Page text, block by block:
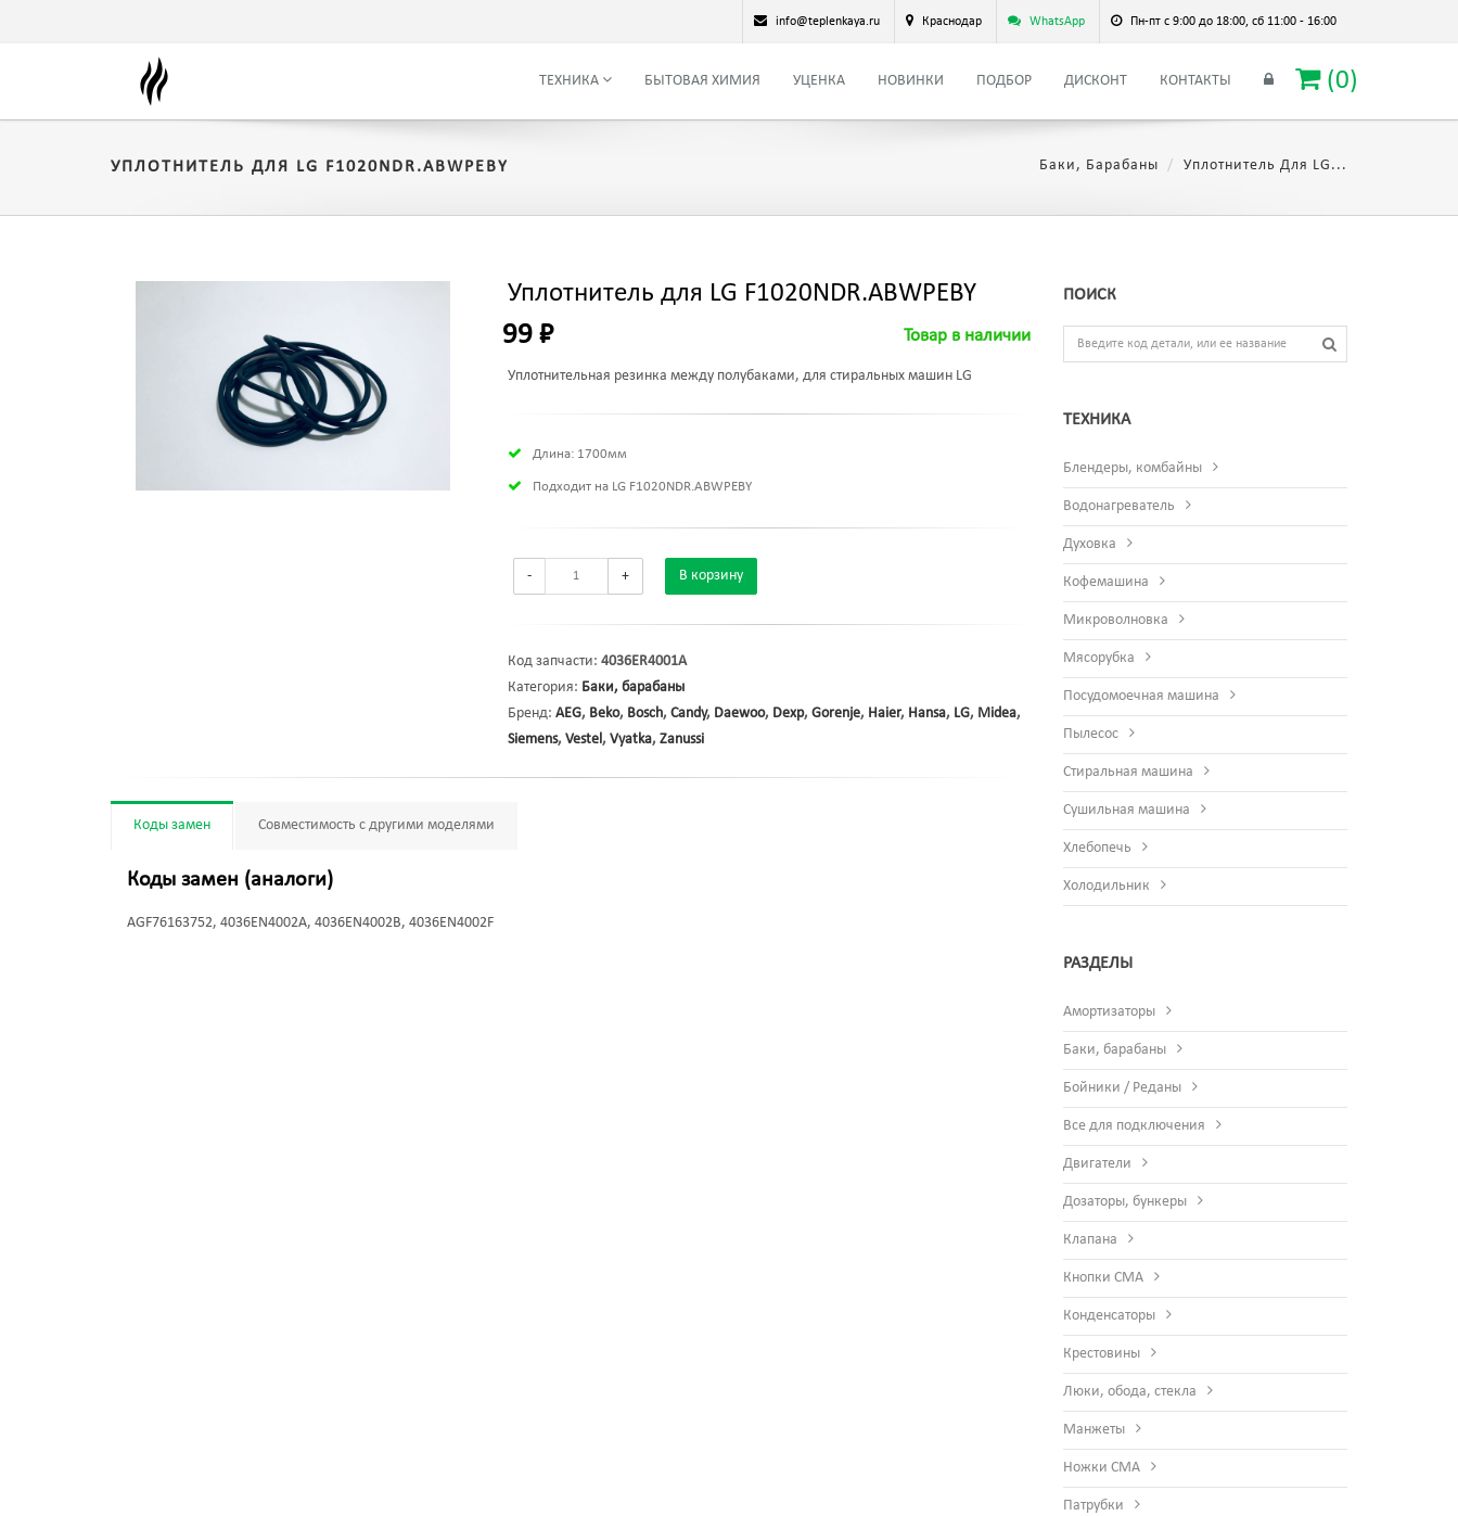
info@teplenkaya.ru Краснодар WhatsApp Пн-пт с 9:00 до 18:00, сб 11:00 - 16:00
ТЕХНИКА БЫТОВАЯ ХИМИЯ УЦЕНКА НОВИНКИ ПОДБОР ДИСКОНТ КОНТАКТЫ (0)
УПЛОТНИТЕЛЬ ДЛЯ LG F1020NDR.ABWPEBY Баки, Барабаны Уплотнитель Для LG...
Уплотнитель для LG F1020NDR.ABWPEBY
99 ₽ Товар в наличии
Уплотнительная резинка между полубаками, для стиральных машин LG
Длина: 1700мм
Подходит на LG F1020NDR.ABWPEBY
- + В корзину
Код запчасти: 4036ER4001A
Категория: Баки, барабаны
Бренд: AEG, Beko, Bosch, Candy, Daewoo, Dexp, Gorenje, Haier, Hansa, LG, Midea,
Siemens, Vestel, Vyatka, Zanussi
Коды замен Совместимость с другими моделями
Коды замен (аналоги)
AGF76163752, 4036EN4002A, 4036EN4002B, 4036EN4002F
ПОИСК
ТЕХНИКА
Блендеры, комбайны
Водонагреватель
Духовка
Кофемашина
Микроволновка
Мясорубка
Посудомоечная машина
Пылесос
Стиральная машина
Сушильная машина
Хлебопечь
Холодильник
РАЗДЕЛЫ
Амортизаторы
Баки, барабаны
Бойники / Реданы
Все для подключения
Двигатели
Дозаторы, бункеры
Клапана
Кнопки СМА
Конденсаторы
Крестовины
Люки, обода, стекла
Манжеты
Ножки СМА
Патрубки